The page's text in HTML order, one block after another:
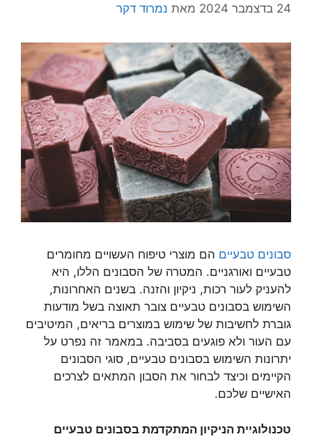
24 בדצמבר 2024 מאת נמרוד דקר
סבונים טבעיים הם מוצרי טיפוח העשויים מחומרים
טבעיים ואורגניים. המטרה של הסבונים הללו, היא
להעניק לעור רכות, ניקיון והזנה. בשנים האחרונות,
השימוש בסבונים טבעיים צובר תאוצה בשל מודעות
גוברת לחשיבות של שימוש במוצרים בריאים, המיטיבים
עם העור ולא פוגעים בסביבה. במאמר זה נפרט על
יתרונות השימוש בסבונים טבעיים, סוגי הסבונים
הקיימים וכיצד לבחור את הסבון המתאים לצרכים
האישיים שלכם.
טכנולוגיית הניקיון המתקדמת בסבונים טבעיים